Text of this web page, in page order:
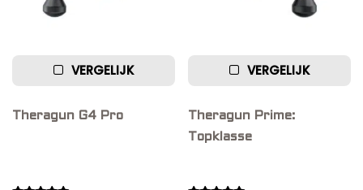
VERGELIJK
Theragun G4 Pro
VERGELIJK
Theragun Prime:
Topklasse